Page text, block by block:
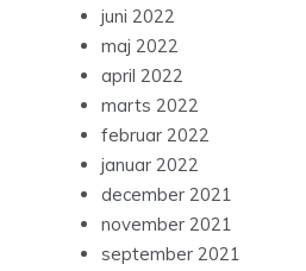
juni 2022
maj 2022
april 2022
marts 2022
februar 2022
januar 2022
december 2021
november 2021
september 2021